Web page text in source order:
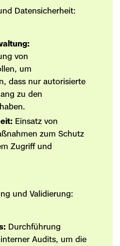
Datensicherheit:
von
um
dass nur autorisierte
zu den
Einsatz von
zum Schutz
Zugriff und
und Validierung:
Durchführung
Audits, um die